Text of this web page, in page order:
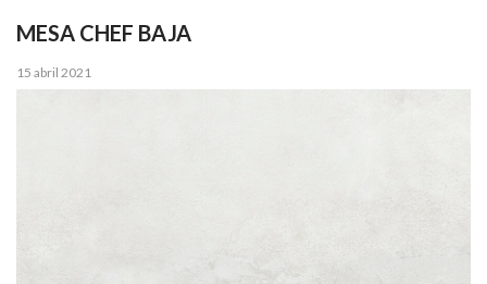
MESA CHEF BAJA
Posted
on
15 abril 2021